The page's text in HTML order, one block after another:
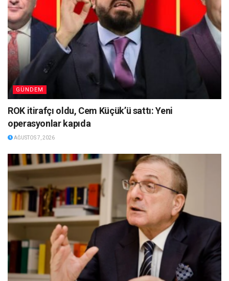
GÜNDEM
ROK itirafçı oldu, Cem Küçük’ü sattı: Yeni
operasyonlar kapıda
AĞUSTOS 7, 2026